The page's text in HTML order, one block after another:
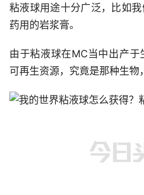
粘液球用途十分广泛，比如
药用的岩浆膏。
由于粘液球在MC当中出产
可再生资源，究竟是那种生物